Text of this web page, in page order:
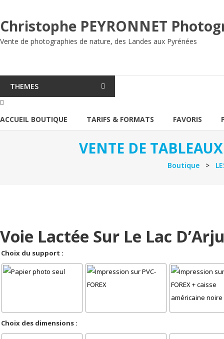
contenu
Christophe PEYRONNET
Vente de photographies de nature, des Landes aux Pyrénées
THEMES
ACCUEIL BOUTIQUE TARIFS & FORMATS FAVORIS
VENTE DE
Boutique>
Voie Lactée Sur Le Lac
Choix du support :
Choix des dimensions :